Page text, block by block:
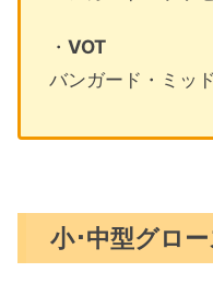
・ VOT
バンガード・ミッ
小･中型グロ